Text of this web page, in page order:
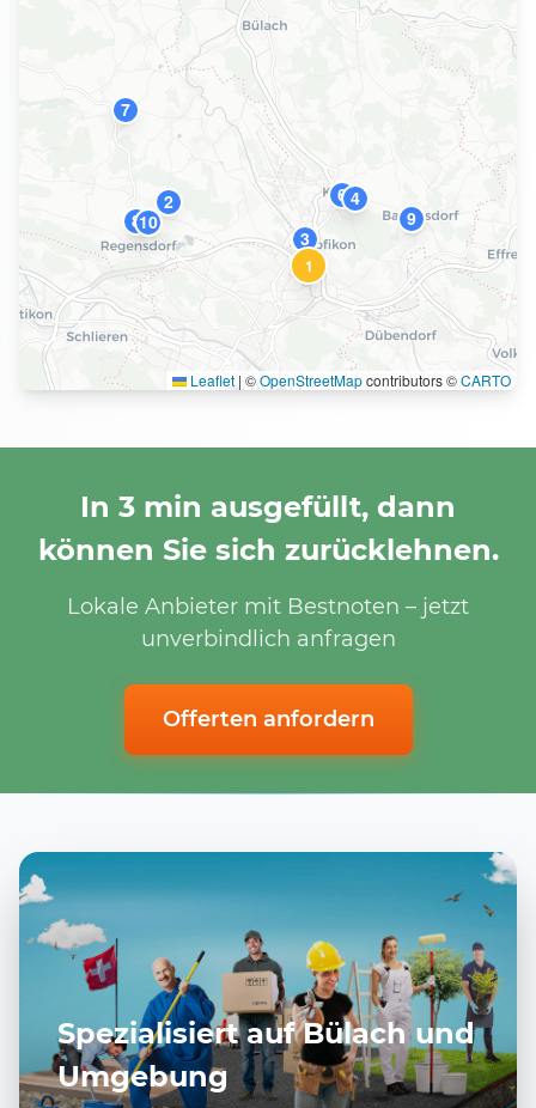
1
2
3
4
6
7
8 9
10
Leaflet | ©OpenStreetMapcontributors ©CARTO
In 3 min ausgefüllt, dann
können Sie sich zurücklehnen.
Lokale Anbieter mit Bestnoten – jetzt
unverbindlich anfragen
Offerten anfordern
Spezialisiert auf Bülach und
Umgebung